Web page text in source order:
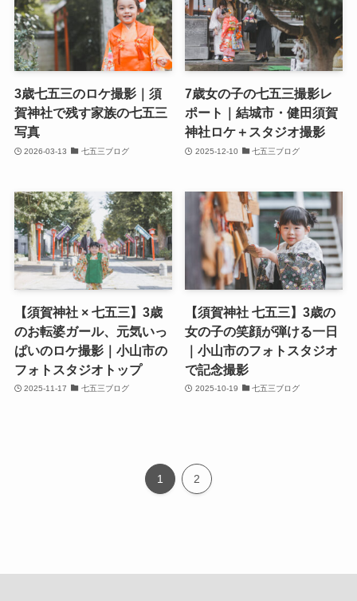
3歳七五三のロケ撮影｜須
賀神社で残す家族の七五三
写真
2026-03-13 七五三ブログ
7歳女の子の七五三撮影レ
ポート｜結城市・健田須賀
神社ロケ＋スタジオ撮影
2025-12-10 七五三ブログ
【須賀神社 × 七五三】3歳
のお転婆ガール、元気いっ
ぱいのロケ撮影｜小山市の
フォトスタジオトップ
2025-11-17 七五三ブログ
【須賀神社 七五三】3歳の
女の子の笑顔が弾ける一日
｜小山市のフォトスタジオ
で記念撮影
2025-10-19 七五三ブログ
1 2